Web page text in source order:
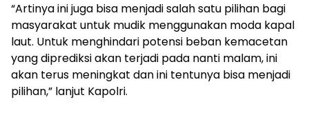
“Artinya ini juga bisa menjadi salah satu pilihan bagi
masyarakat untuk mudik menggunakan moda kapal
laut. Untuk menghindari potensi beban kemacetan
yang diprediksi akan terjadi pada nanti malam, ini
akan terus meningkat dan ini tentunya bisa menjadi
pilihan,” lanjut Kapolri.